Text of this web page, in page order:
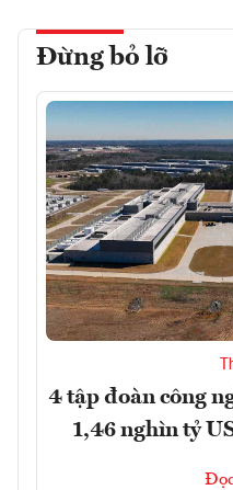
Đừng bỏ lỡ
4 tập đoàn công
1,46 nghìn tỷ